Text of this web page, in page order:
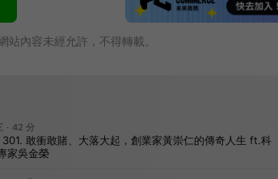
站內容未經允許，不得轉載。